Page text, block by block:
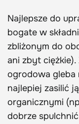
Najlepsze do
bogate w
zbliżonym do
ani zbyt
ogrodowa gleba
najlepiej zasilić
organicznymi
dobrze